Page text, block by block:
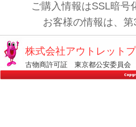
ご購入情報はSSL暗号
お客様の情報は、
株式会社アウトレット
古物商許可証 東京都公安委員会